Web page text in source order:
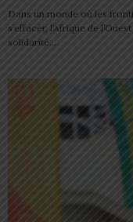
Dans un monde où les
s’effacer, l’Afrique de
solidarité....